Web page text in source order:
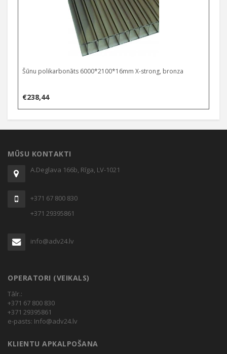
Šūnu polikarbonāts 6000*2100*16mm X-strong, bronza
€238,44
MŪSU KONTAKTI
A.Deglava 166b, Rīga, LV-1021
+371 67 800 830
+371 29395861
info@adv24.lv
OPERATORI (VEIKALS)
Tālr.:
+371 67 800 830
+371 29395861
e-pasts: Info@adv24.lv
KLIENTU APKALPOŠANA